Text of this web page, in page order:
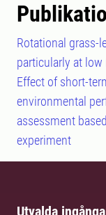
Rotational grass-
particularly at low
Effect of short-
environmental
assessment
experiment
Utvalda